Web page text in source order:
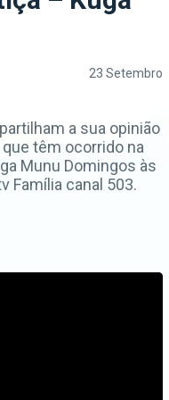
23 Setembro
a sua opinião
têm ocorrido na
Munu Domingos às
Família canal 503.